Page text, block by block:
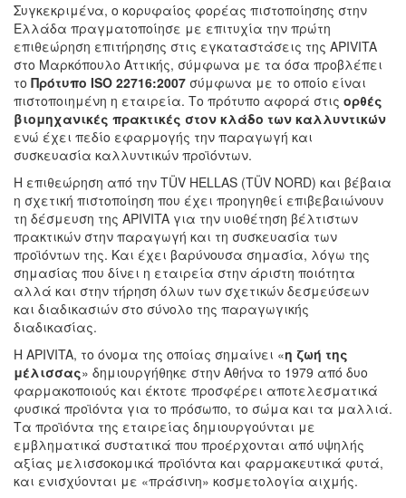
Συγκεκριμένα, ο κορυφαίος φορέας πιστοποίησης στην
Ελλάδα πραγματοποίησε με επιτυχία την πρώτη
επιθεώρηση επιτήρησης στις εγκαταστάσεις της APIVITA
στο Μαρκόπουλο Αττικής, σύμφωνα με τα όσα προβλέπει
το Πρότυπο ISO 22716:2007 σύμφωνα με το οποίο είναι
πιστοποιημένη η εταιρεία. Το πρότυπο αφορά στις ορθές
βιομηχανικές πρακτικές στον κλάδο των καλλυντικών
ενώ έχει πεδίο εφαρμογής την παραγωγή και
συσκευασία καλλυντικών προϊόντων.
Η επιθεώρηση από την TÜV HELLAS (TÜV NORD) και βέβαια
η σχετική πιστοποίηση που έχει προηγηθεί επιβεβαιώνουν
τη δέσμευση της APIVITA για την υιοθέτηση βέλτιστων
πρακτικών στην παραγωγή και τη συσκευασία των
προϊόντων της. Και έχει βαρύνουσα σημασία, λόγω της
σημασίας που δίνει η εταιρεία στην άριστη ποιότητα
αλλά και στην τήρηση όλων των σχετικών δεσμεύσεων
και διαδικασιών στο σύνολο της παραγωγικής
διαδικασίας.
H APIVITA, το όνομα της οποίας σημαίνει «η ζωή της
μέλισσας» δημιουργήθηκε στην Αθήνα το 1979 από δυο
φαρμακοποιούς και έκτοτε προσφέρει αποτελεσματικά
φυσικά προϊόντα για το πρόσωπο, το σώμα και τα μαλλιά.
Τα προϊόντα της εταιρείας δημιουργούνται με
εμβληματικά συστατικά που προέρχονται από υψηλής
αξίας μελισσοκομικά προϊόντα και φαρμακευτικά φυτά,
και ενισχύονται με «πράσινη» κοσμετολογία αιχμής.